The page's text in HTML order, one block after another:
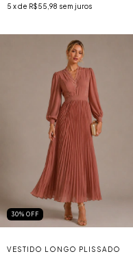
5 x de R$55,98 sem juros
30% OFF
VESTIDO LONGO PLISSADO